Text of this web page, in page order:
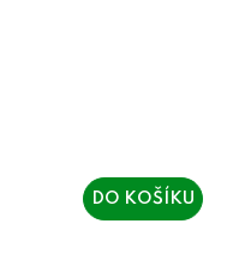
DO KOŠÍKU